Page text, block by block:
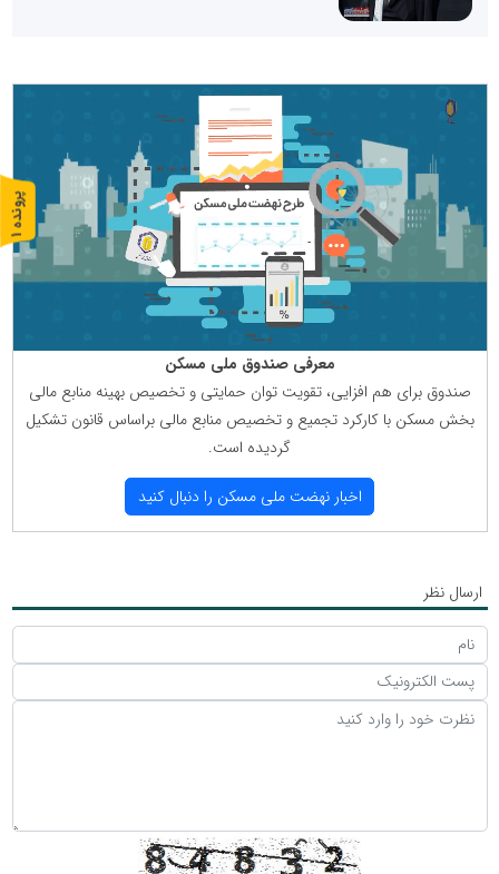
معرفی صندوق ملی مسكن
صندوق برای هم افزایی، تقویت توان حمایتی و تخصیص بهینه منابع مالی
بخش مسكن با كاركرد تجمیع و تخصیص منابع مالی براساس قانون تشكیل
گردیده است.
اخبار نهضت ملی مسكن را دنبال كنید
ارسال نظر
پ
ر
و
ن
د
ه
1